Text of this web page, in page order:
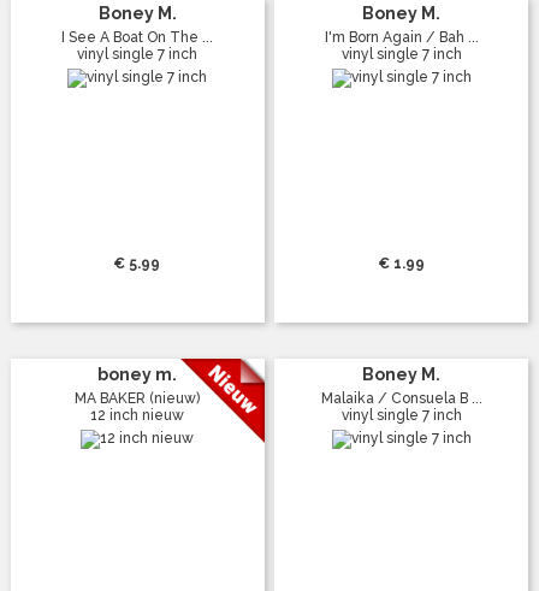
Boney M.
I See A Boat On The ...
vinyl single 7 inch
€ 5.99
Boney M.
I'm Born Again / Bah ...
vinyl single 7 inch
€ 1.99
boney m.
MA BAKER (nieuw)
12 inch nieuw
Boney M.
Malaika / Consuela B ...
vinyl single 7 inch